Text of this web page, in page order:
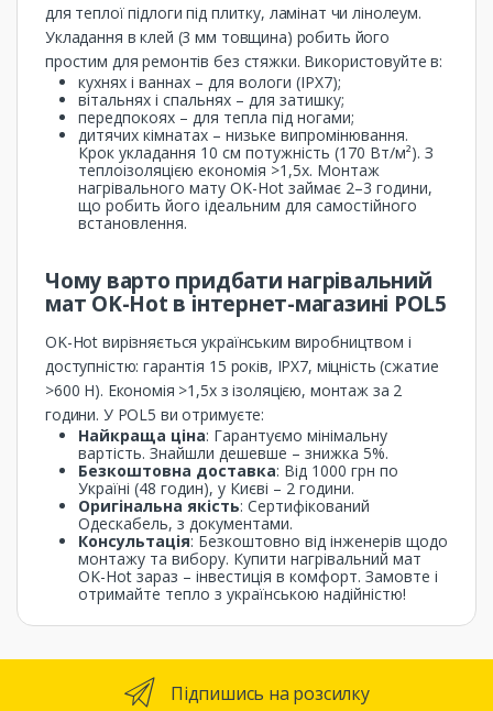
для теплої підлоги під плитку, ламінат чи лінолеум.
Укладання в клей (3 мм товщина) робить його
простим для ремонтів без стяжки. Використовуйте в:
кухнях і ваннах – для вологи (IPX7);
вітальнях і спальнях – для затишку;
передпокоях – для тепла під ногами;
дитячих кімнатах – низьке випромінювання.
Крок укладання 10 см потужність (170 Вт/м²). З
теплоізоляцією економія >1,5x. Монтаж
нагрівального мату OK-Hot займає 2–3 години,
що робить його ідеальним для самостійного
встановлення.
Чому варто придбати нагрівальний
мат OK-Hot в інтернет-магазині POL5
OK-Hot вирізняється українським виробництвом і
доступністю: гарантія 15 років, IPX7, міцність (сжатие
>600 Н). Економія >1,5x з ізоляцією, монтаж за 2
години. У POL5 ви отримуєте:
Найкраща ціна: Гарантуємо мінімальну
вартість. Знайшли дешевше – знижка 5%.
Безкоштовна доставка: Від 1000 грн по
Україні (48 годин), у Києві – 2 години.
Оригінальна якість: Сертифікований
Одескабель, з документами.
Консультація: Безкоштовно від інженерів щодо
монтажу та вибору. Купити нагрівальний мат
OK-Hot зараз – інвестиція в комфорт. Замовте і
отримайте тепло з українською надійністю!
Підпишись на розсилку